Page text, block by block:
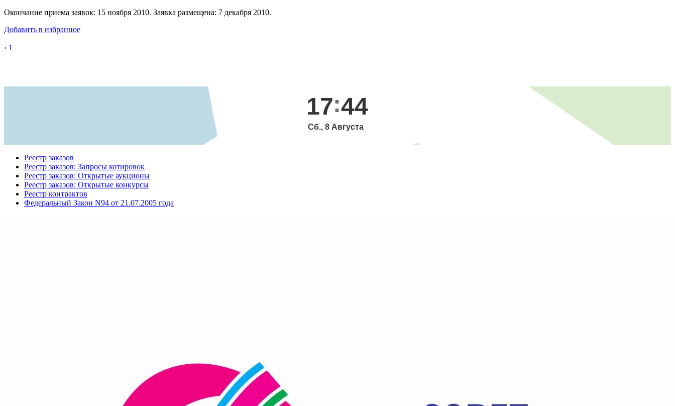
Окончание приема заявок: 15 ноября 2010. Заявка размещена: 7 декабря 2010.
Добавить в избранное
‹ 1
17 44
Сб., 8 Августа
Реестр заказов
Реестр заказов: Запросы котировок
Реестр заказов: Открытые аукционы
Реестр заказов: Открытые конкурсы
Реестр контрактов
Федеральный Закон N94 от 21.07.2005 года